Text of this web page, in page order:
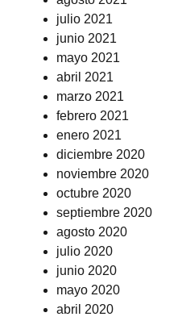
julio 2021
junio 2021
mayo 2021
abril 2021
marzo 2021
febrero 2021
enero 2021
diciembre 2020
noviembre 2020
octubre 2020
septiembre 2020
agosto 2020
julio 2020
junio 2020
mayo 2020
abril 2020